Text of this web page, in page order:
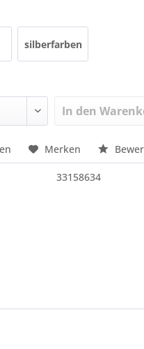
silberfarben
In den
Merken
33158634